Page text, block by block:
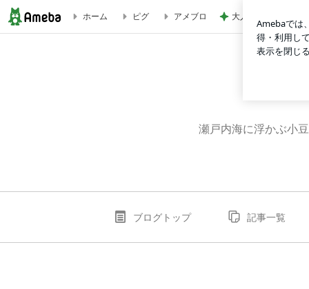
ホーム ピグ アメブロ 大人気スウェットパ
瀬戸内海に浮かぶ小
ブログトップ 記事一覧